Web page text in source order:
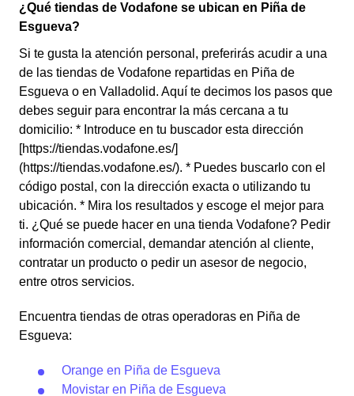
¿Qué tiendas de Vodafone se ubican en Piña de
Esgueva?
Si te gusta la atención personal, preferirás acudir a una
de las tiendas de Vodafone repartidas en Piña de
Esgueva o en Valladolid. Aquí te decimos los pasos que
debes seguir para encontrar la más cercana a tu
domicilio: * Introduce en tu buscador esta dirección
[https://tiendas.vodafone.es/]
(https://tiendas.vodafone.es/). * Puedes buscarlo con el
código postal, con la dirección exacta o utilizando tu
ubicación. * Mira los resultados y escoge el mejor para
ti. ¿Qué se puede hacer en una tienda Vodafone? Pedir
información comercial, demandar atención al cliente,
contratar un producto o pedir un asesor de negocio,
entre otros servicios.
Encuentra tiendas de otras operadoras en Piña de
Esgueva:
Orange en Piña de Esgueva
Movistar en Piña de Esgueva